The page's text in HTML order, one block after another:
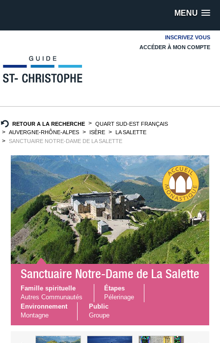
MENU
INSCRIVEZ VOUS
ACCÉDER À MON COMPTE
RETOUR A LA RECHERCHE
QUART SUD-EST FRANÇAIS
AUVERGNE-RHÔNE-ALPES
ISÈRE
LA SALETTE
SANCTUAIRE NOTRE-DAME DE LA SALETTE
Sanctuaire Notre-Dame de La Salette
Famille spirituelle
Autres Communautés
Étapes
Pélerinage
Environnement
Montagne
Public
Groupe